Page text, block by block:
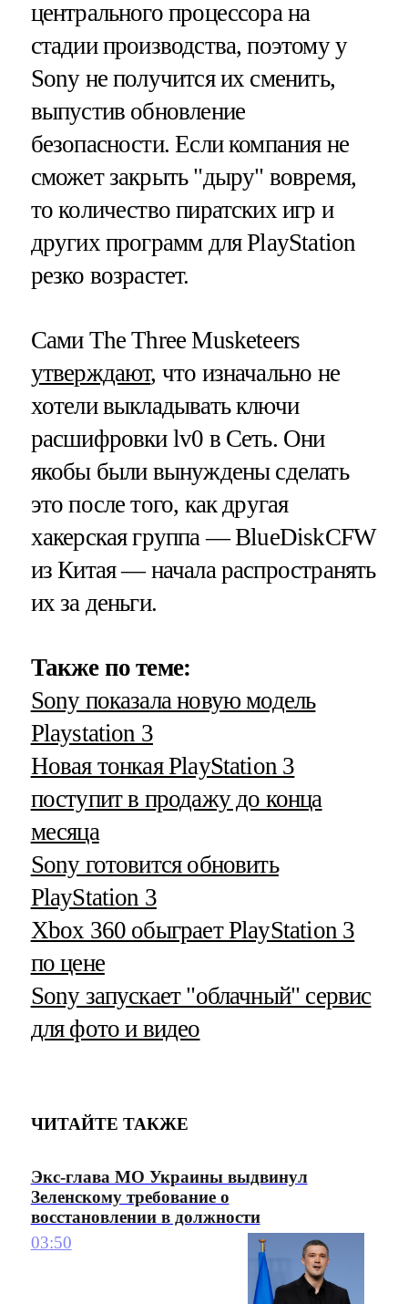
центрального процессора на
стадии производства, поэтому у
Sony не получится их сменить,
выпустив обновление
безопасности. Если компания не
сможет закрыть "дыру" вовремя,
то количество пиратских игр и
других программ для PlayStation
резко возрастет.
Сами The Three Musketeers
утверждают, что изначально не
хотели выкладывать ключи
расшифровки lv0 в Сеть. Они
якобы были вынуждены сделать
это после того, как другая
хакерская группа — BlueDiskCFW
из Китая — начала распространять
их за деньги.
Также по теме:
Sony показала новую модель
Playstation 3
Новая тонкая PlayStation 3
поступит в продажу до конца
месяца
Sony готовится обновить
PlayStation 3
Xbox 360 обыграет PlayStation 3
по цене
Sony запускает "облачный" сервис
для фото и видео
ЧИТАЙТЕ ТАКЖЕ
Экс-глава МО Украины выдвинул
Зеленскому требование о
восстановлении в должности
03:50